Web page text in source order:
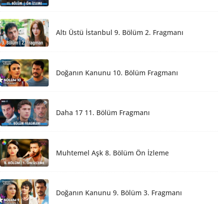
Altı Üstü İstanbul 9. Bölüm 2. Fragmanı
Doğanın Kanunu 10. Bölüm Fragmanı
Daha 17 11. Bölüm Fragmanı
Muhtemel Aşk 8. Bölüm Ön İzleme
Doğanın Kanunu 9. Bölüm 3. Fragmanı